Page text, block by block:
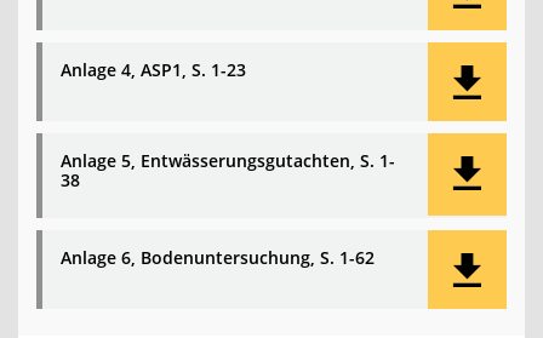
Anlage 4, ASP1, S. 1-23
Anlage 5, Entwässerungsgutachten, S. 1-
38
Anlage 6, Bodenuntersuchung, S. 1-62